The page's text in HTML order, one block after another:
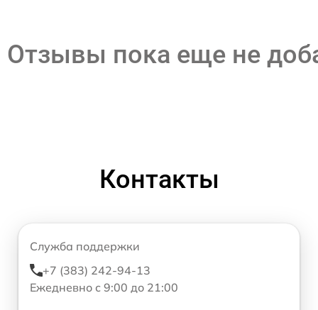
Отзывы пока еще не
Контакты
Служба поддержки
+7 (383) 242-94-13
Ежедневно с 9:00 до 21:00